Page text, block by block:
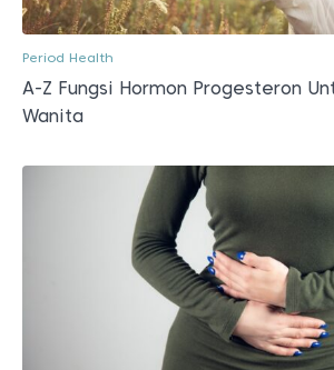
Period Health
A-Z Fungsi Hormon Progesteron
Wanita